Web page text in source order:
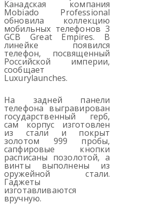
Канадская компания
Mobiado Professional
обновила коллекцию
мобильных телефонов 3
GCB Great Empires. В
линейке появился
телефон, посвященный
Российской империи,
сообщает
Luxurylaunches.
На задней панели
телефона выгравирован
государственный герб,
сам корпус изготовлен
из стали и покрыт
золотом 999 пробы,
сапфировые кнопки
расписаны позолотой, а
винты выполнены из
оружейной стали.
Гаджеты
изготавливаются
вручную.